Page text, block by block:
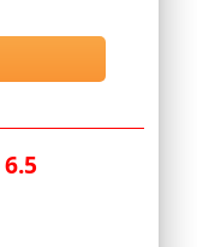
6.5